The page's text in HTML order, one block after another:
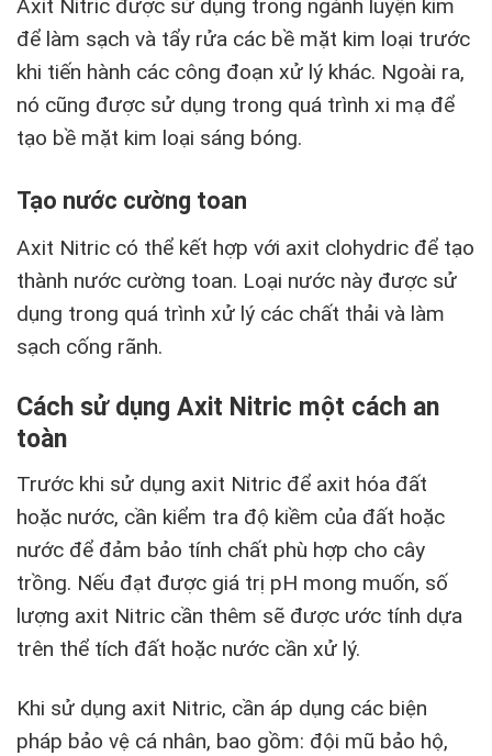
Axit Nitric được sử dụng trong ngành luyện kim
để làm sạch và tẩy rửa các bề mặt kim loại trước
khi tiến hành các công đoạn xử lý khác. Ngoài ra,
nó cũng được sử dụng trong quá trình xi mạ để
tạo bề mặt kim loại sáng bóng.
Tạo nước cường toan
Axit Nitric có thể kết hợp với axit clohydric để tạo
thành nước cường toan. Loại nước này được sử
dụng trong quá trình xử lý các chất thải và làm
sạch cống rãnh.
Cách sử dụng Axit Nitric một cách an
toàn
Trước khi sử dụng axit Nitric để axit hóa đất
hoặc nước, cần kiểm tra độ kiềm của đất hoặc
nước để đảm bảo tính chất phù hợp cho cây
trồng. Nếu đạt được giá trị pH mong muốn, số
lượng axit Nitric cần thêm sẽ được ước tính dựa
trên thể tích đất hoặc nước cần xử lý.
Khi sử dụng axit Nitric, cần áp dụng các biện
pháp bảo vệ cá nhân, bao gồm: đội mũ bảo hộ,